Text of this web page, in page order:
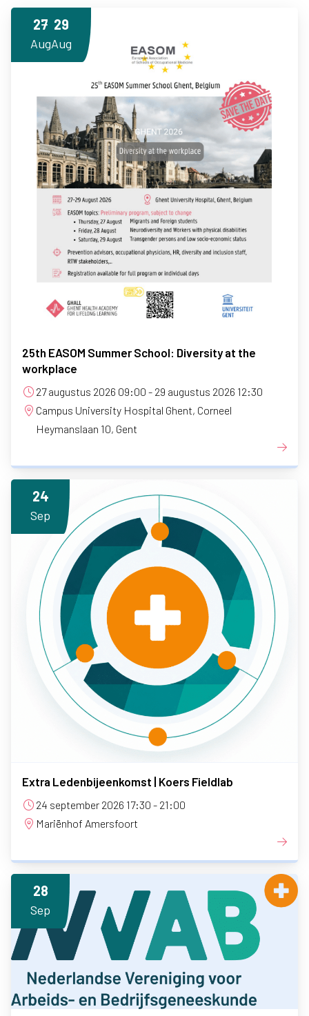
25th EASOM Summer School: Diversity at the
workplace
27 augustus 2026 09:00 - 29 augustus 2026 12:30
Campus University Hospital Ghent, Corneel
Heymanslaan 10, Gent
27
Aug
29
Aug
Extra Ledenbijeenkomst | Koers Fieldlab
24 september 2026 17:30 - 21:00
Mariënhof Amersfoort
24
Sep
28
Sep